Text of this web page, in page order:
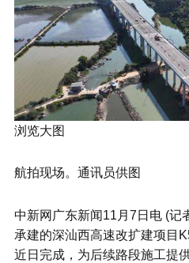
浏览大图
航拍现场。通讯员供图
中新网广东新闻11月7日电 (记
承建的深汕西高速改扩建项目
近日完成，为后续路段施工提